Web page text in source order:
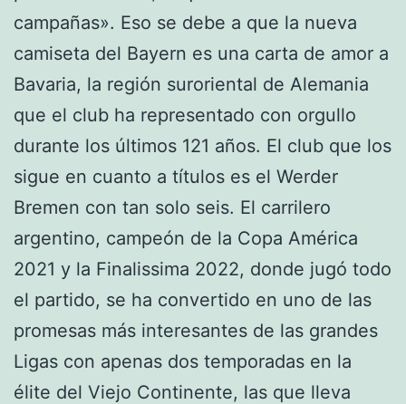
campañas». Eso se debe a que la nueva
camiseta del Bayern es una carta de amor a
Bavaria, la región suroriental de Alemania
que el club ha representado con orgullo
durante los últimos 121 años. El club que los
sigue en cuanto a títulos es el Werder
Bremen con tan solo seis. El carrilero
argentino, campeón de la Copa América
2021 y la Finalissima 2022, donde jugó todo
el partido, se ha convertido en uno de las
promesas más interesantes de las grandes
Ligas con apenas dos temporadas en la
élite del Viejo Continente, las que lleva